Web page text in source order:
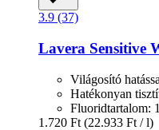
3.9 (37)
Lavera Sensitive
Világosító
Hatékonyan
Fluoridtartalom:
1.720 Ft (22.933 Ft / l)